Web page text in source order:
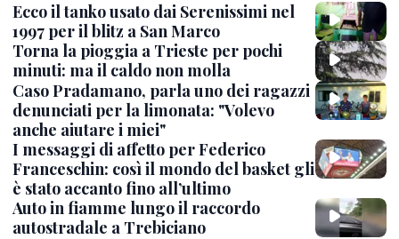
Ecco il tanko usato dai Serenissimi nel
1997 per il blitz a San Marco
Torna la pioggia a Trieste per pochi
minuti: ma il caldo non molla
Caso Pradamano, parla uno dei ragazzi
denunciati per la limonata: "Volevo
anche aiutare i miei"
I messaggi di affetto per Federico
Franceschin: così il mondo del basket gli
è stato accanto fino all’ultimo
Auto in fiamme lungo il raccordo
autostradale a Trebiciano